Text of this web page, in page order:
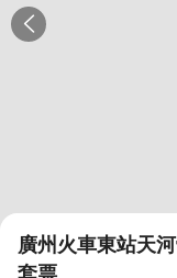
廣州火車東站天
套票